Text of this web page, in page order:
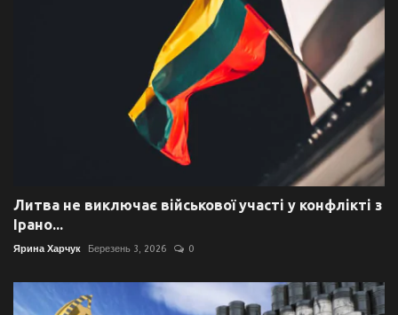
Литва не виключає військової участі у конфлікті з
Ірано...
Ярина Харчук Березень 3, 2026 0